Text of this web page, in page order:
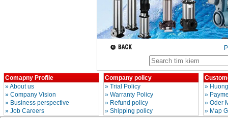
Comapny Profile
»About us
» Company Vision
» Business perspective
» Job Careers
Company policy
» Trial Policy
» Warranty Policy
» Refund policy
» Shipping policy
»
»
» Oder
» Map